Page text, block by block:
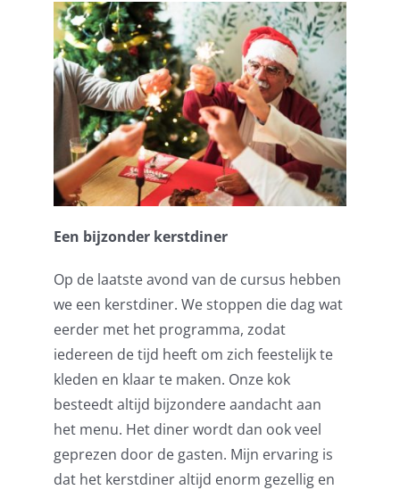
Een bijzonder kerstdiner
Op de laatste avond van de cursus hebben
we een kerstdiner. We stoppen die dag wat
eerder met het programma, zodat
iedereen de tijd heeft om zich feestelijk te
kleden en klaar te maken. Onze kok
besteedt altijd bijzondere aandacht aan
het menu. Het diner wordt dan ook veel
geprezen door de gasten. Mijn ervaring is
dat het kerstdiner altijd enorm gezellig en